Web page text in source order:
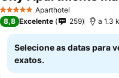
5 Estrelas Aparthotel
8,8 Excelente 259 a 1.3
Selecione as datas para
exatos.